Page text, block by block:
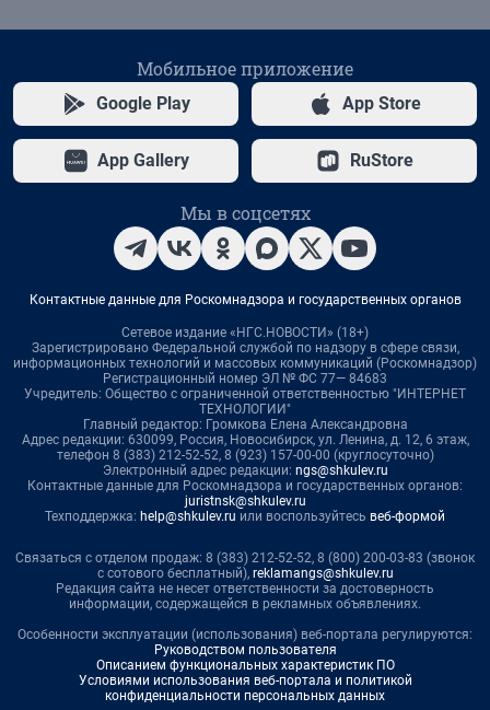
Мобильное приложение
Google Play App Store
App Gallery RuStore
Мы в соцсетях
Контактные данные для Роскомнадзора и государственных органов
Сетевое издание «НГС.НОВОСТИ» (18+)
Зарегистрировано Федеральной службой по надзору в сфере связи,
информационных технологий и массовых коммуникаций (Роскомнадзор)
Регистрационный номер ЭЛ № ФС 77— 84683
Учредитель: Общество с ограниченной ответственностью "ИНТЕРНЕТ
ТЕХНОЛОГИИ"
Главный редактор: Громкова Елена Александровна
Адрес редакции: 630099, Россия, Новосибирск, ул. Ленина, д. 12, 6 этаж,
телефон 8 (383) 212-52-52, 8 (923) 157-00-00 (круглосуточно)
Электронный адрес редакции: ngs@shkulev.ru
Контактные данные для Роскомнадзора и государственных органов:
juristnsk@shkulev.ru
Техподдержка: help@shkulev.ru или воспользуйтесь веб-формой
Связаться с отделом продаж: 8 (383) 212-52-52, 8 (800) 200-03-83 (звонок
с сотового бесплатный), reklamangs@shkulev.ru
Редакция сайта не несет ответственности за достоверность
информации, содержащейся в рекламных объявлениях.
Особенности эксплуатации (использования) веб-портала регулируются:
Руководством пользователя
Описанием функциональных характеристик ПО
Условиями использования веб-портала и политикой
конфиденциальности персональных данных